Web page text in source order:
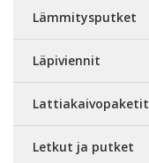
Lämmitysputket
Läpiviennit
Lattiakaivopaketit
Letkut ja putket